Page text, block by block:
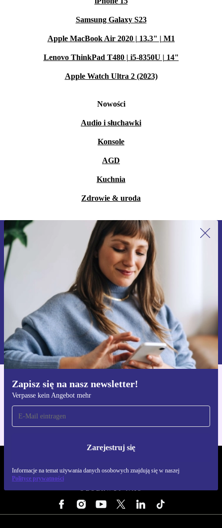
Samsung Galaxy S23
Apple MacBook Air 2020 | 13.3" | M1
Lenovo ThinkPad T480 | i5-8350U | 14"
Apple Watch Ultra 2 (2023)
Nowości
Audio i słuchawki
Konsole
AGD
Kuchnia
Zdrowie & uroda
Zapisz się na nasz newsletter!
Verpasse kein Angebot mehr
Zarejestruj się
Informacje na temat używania danych osobowych znajdują się w naszej
Polityce prywatności
Zapisz się na nasz newsletter!
Nie przegap żadnej oferty.
Zarejestruj się
Informacje na temat używania danych osobowych znajdują się w
naszej
Polityce prywatności
Pobierz aplikację refurbed
Dla iOS i Android
OBSERWUJ NAS